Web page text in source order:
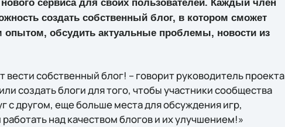
сервиса для своих пользователей. Каждый член
создать собственный блог, в котором сможет
обсудить актуальные проблемы, новости из
собственный блог! – говорит руководитель проекта
создать блоги для того, чтобы участники сообщества
с другом, еще больше места для обсуждения игр,
над качеством блогов и их улучшением!»